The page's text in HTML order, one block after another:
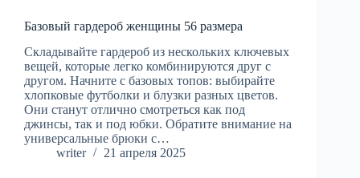
Базовый гардероб женщины 56 размера
Складывайте гардероб из нескольких ключевых
вещей, которые легко комбинируются друг с
другом. Начните с базовых топов: выбирайте
хлопковые футболки и блузки разных цветов.
Они станут отлично смотреться как под
джинсы, так и под юбки. Обратите внимание на
универсальные брюки с…
writer
21 апреля 2025